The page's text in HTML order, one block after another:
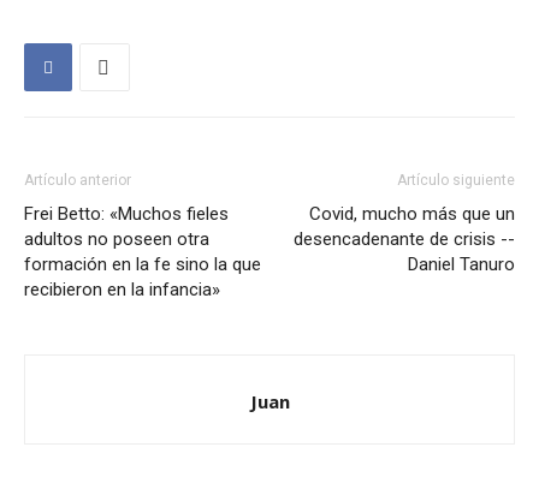
Artículo anterior
Frei Betto: «Muchos fieles
adultos no poseen otra
formación en la fe sino la que
recibieron en la infancia»
Artículo siguiente
Covid, mucho más que un
desencadenante de crisis --
Daniel Tanuro
Juan